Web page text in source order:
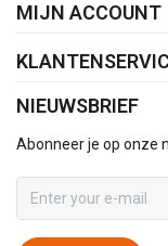
MIJN ACCOUNT
NIEUWSBRIEF
Abonneer je op onze